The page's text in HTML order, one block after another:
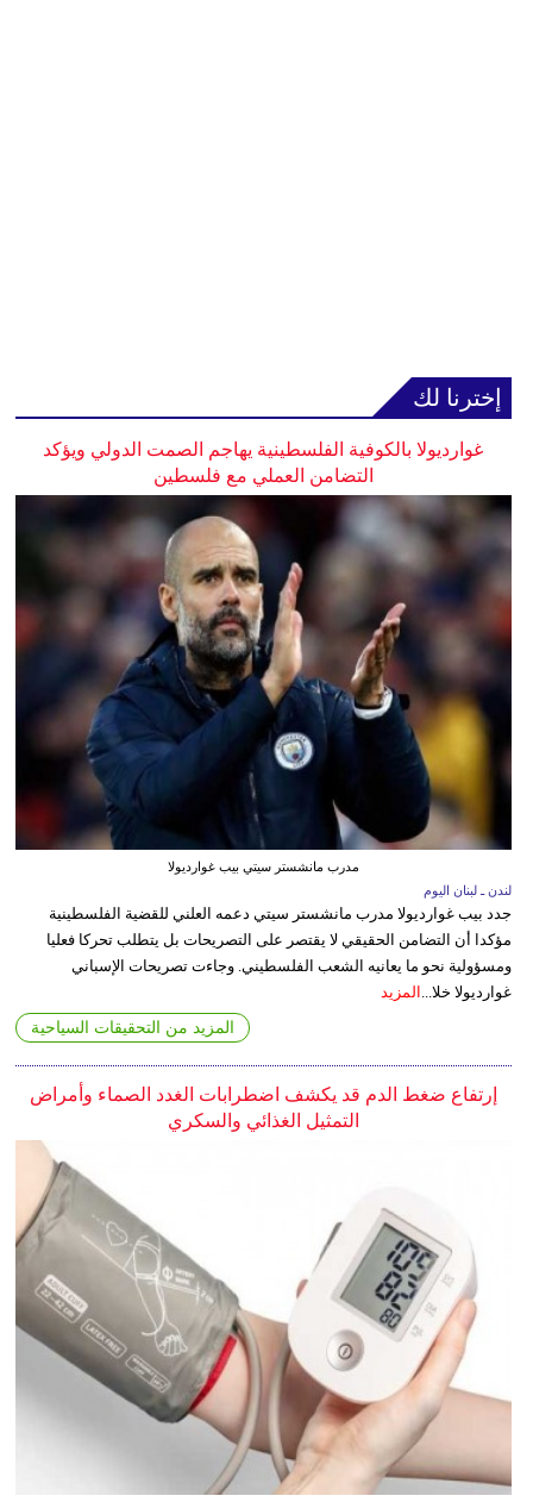
إخترنا لك
غوارديولا بالكوفية الفلسطينية يهاجم الصمت الدولي ويؤكد
التضامن العملي مع فلسطين
مدرب مانشستر سيتي بيب غوارديولا
لندن ـ لبنان اليوم
جدد بيب غوارديولا مدرب مانشستر سيتي دعمه العلني للقضية الفلسطينية
مؤكدا أن التضامن الحقيقي لا يقتصر على التصريحات بل يتطلب تحركا فعليا
ومسؤولية نحو ما يعانيه الشعب الفلسطيني. وجاءت تصريحات الإسباني
غوارديولا خلا...
المزيد
المزيد من التحقيقات السياحية
إرتفاع ضغط الدم قد يكشف اضطرابات الغدد الصماء وأمراض
التمثيل الغذائي والسكري